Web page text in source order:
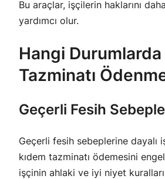
Bu araçlar, işçilerin haklarını
yardımcı olur.
Hangi Durumlarda
Tazminatı
Geçerli Fesih
Geçerli fesih sebeplerine dayalı
kıdem tazminatı ödemesini
işçinin ahlaki ve iyi niyet